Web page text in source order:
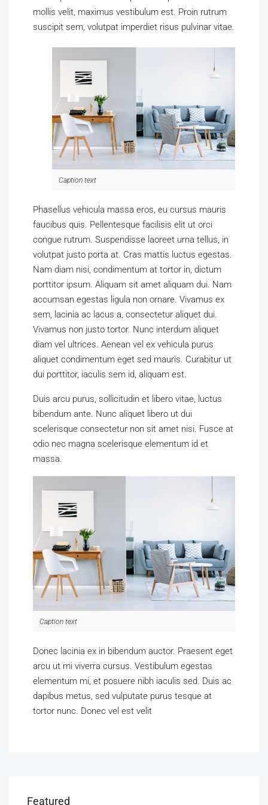
mollis velit, maximus vestibulum est. Proin rutrum
suscipit sem, volutpat imperdiet risus pulvinar vitae.
Caption text
Phasellus vehicula massa eros, eu cursus mauris
faucibus quis. Pellentesque facilisis elit ut orci
congue rutrum. Suspendisse laoreet urna tellus, in
volutpat justo porta at. Cras mattis luctus egestas.
Nam diam nisi, condimentum at tortor in, dictum
porttitor ipsum. Aliquam sit amet aliquam dui. Nam
accumsan egestas ligula non ornare. Vivamus ex
sem, lacinia ac lacus a, consectetur aliquet dui.
Vivamus non justo tortor. Nunc interdum aliquet
diam vel ultrices. Aenean vel ex vehicula purus
aliquet condimentum eget sed mauris. Curabitur ut
dui porttitor, iaculis sem id, aliquam est.
Duis arcu purus, sollicitudin et libero vitae, luctus
bibendum ante. Nunc aliquet libero ut dui
scelerisque consectetur non sit amet nisi. Fusce at
odio nec magna scelerisque elementum id et
massa.
Caption text
Donec lacinia ex in bibendum auctor. Praesent eget
arcu ut mi viverra cursus. Vestibulum egestas
elementum mi, et posuere nibh iaculis sed. Duis ac
dapibus metus, sed vulputate purus tesque at
tortor nunc. Donec vel est velit
Featured